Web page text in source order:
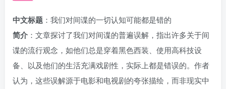
中文标题 ：我们对间谍的一切认知可能都是错的
简介 ：文章探讨了我们对间谍的普遍误解，指出许多关于间
谍的流行观念，如他们总是穿着黑色西装、使用高科技设
备、以及他们的生活充满戏剧性，实际上都是错误的。作者
认为，这些误解源于电影和电视剧的夸张描绘，而非现实中